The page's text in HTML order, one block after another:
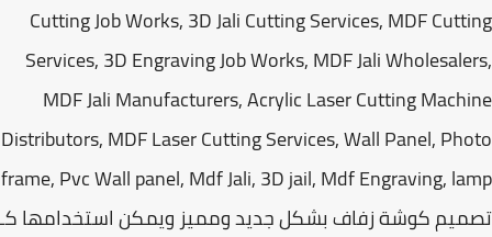
Cutting Job Works, 3D Jali Cutting Services, MDF
Services, 3D Engraving Job Works, MDF Jali
MDF Jali Manufacturers, Acrylic Laser Cutting
Distributors, MDF Laser Cutting Services, Wall Panel,
frame, Pvc Wall panel, Mdf Jali, 3D jail, Mdf Engraving,
كوشة زفاف بشكل جديد ومميز ويمكن استخدامها كـ